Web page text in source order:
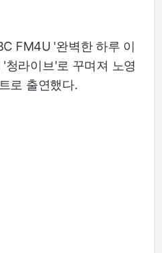
FM4U '완벽한 하루 이
청라이브'로 꾸며져 노영
로 출연했다.